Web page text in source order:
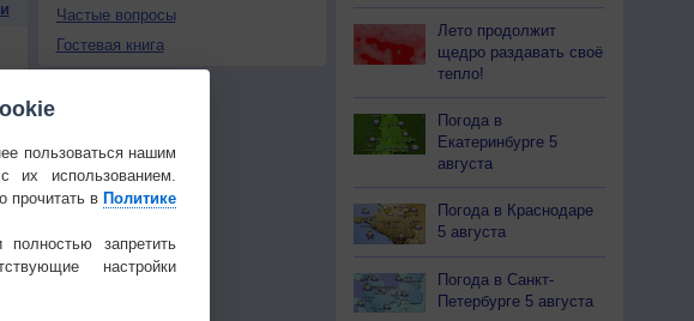
Частые вопросы
Гостевая книга
Лето продолжит
щедро раздавать своё
тепло!
Погода в
Екатеринбурге 5
августа
Погода в Краснодаре
5 августа
Погода в Санкт-
Петербурге 5 августа
пользоваться нашим
их использованием.
прочитать в Политике
запретить
настройки